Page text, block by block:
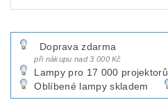
Doprava zdarma
při nákupu nad 3 000 Kč
Lampy pro 17 000 projektorů
Oblíbené lampy skladem